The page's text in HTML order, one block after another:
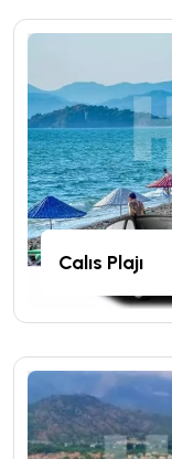
Calıs Plajı